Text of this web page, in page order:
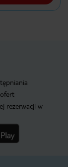
rezerwacji w